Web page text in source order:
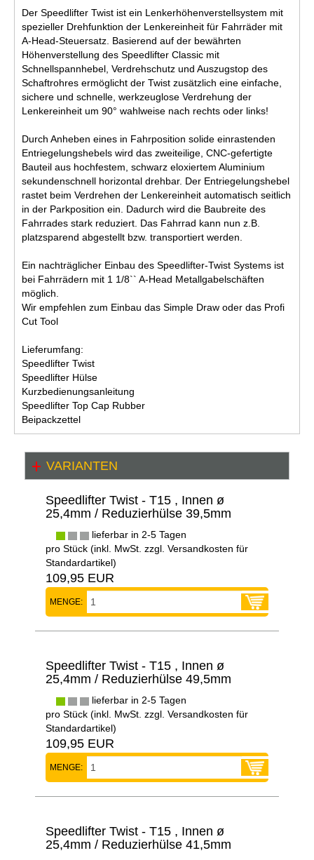
Der Speedlifter Twist ist ein Lenkerhöhenverstellsystem mit
spezieller Drehfunktion der Lenkereinheit für Fahrräder mit
A-Head-Steuersatz. Basierend auf der bewährten
Höhenverstellung des Speedlifter Classic mit
Schnellspannhebel, Verdrehschutz und Auszugstop des
Schaftrohres ermöglicht der Twist zusätzlich eine einfache,
sichere und schnelle, werkzeuglose Verdrehung der
Lenkereinheit um 90° wahlweise nach rechts oder links!
Durch Anheben eines in Fahrposition solide einrastenden
Entriegelungshebels wird das zweiteilige, CNC-gefertigte
Bauteil aus hochfestem, schwarz eloxiertem Aluminium
sekundenschnell horizontal drehbar. Der Entriegelungshebel
rastet beim Verdrehen der Lenkereinheit automatisch seitlich
in der Parkposition ein. Dadurch wird die Baubreite des
Fahrrades stark reduziert. Das Fahrrad kann nun z.B.
platzsparend abgestellt bzw. transportiert werden.
Ein nachträglicher Einbau des Speedlifter-Twist Systems ist
bei Fahrrädern mit 1 1/8`` A-Head Metallgabelschäften
möglich.
Wir empfehlen zum Einbau das Simple Draw oder das Profi
Cut Tool
Lieferumfang:
Speedlifter Twist
Speedlifter Hülse
Kurzbedienungsanleitung
Speedlifter Top Cap Rubber
Beipackzettel
VARIANTEN
Speedlifter Twist - T15 , Innen ø
25,4mm / Reduzierhülse 39,5mm
lieferbar in 2-5 Tagen
pro Stück (inkl. MwSt. zzgl. Versandkosten für
Standardartikel)
109,95 EUR
MENGE:
Speedlifter Twist - T15 , Innen ø
25,4mm / Reduzierhülse 49,5mm
lieferbar in 2-5 Tagen
pro Stück (inkl. MwSt. zzgl. Versandkosten für
Standardartikel)
109,95 EUR
MENGE:
Speedlifter Twist - T15 , Innen ø
25,4mm / Reduzierhülse 41,5mm